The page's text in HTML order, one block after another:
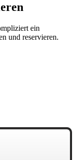
ein
und reservieren.